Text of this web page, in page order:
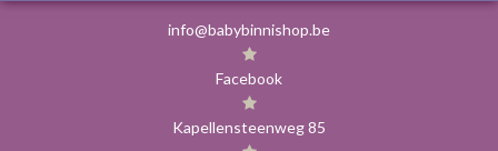
info@babybinnishop.be
Facebook
Kapellensteenweg 85